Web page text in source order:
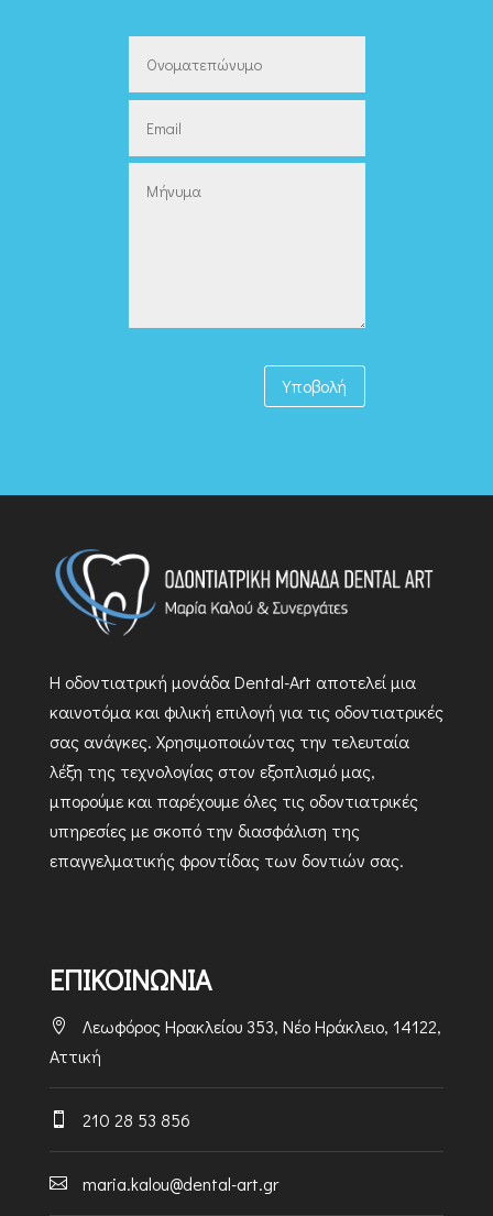
Υποβολή
Η οδοντιατρική μονάδα Dental-Art αποτελεί μια
καινοτόμα και φιλική επιλογή για τις οδοντιατρικές
σας ανάγκες. Χρησιμοποιώντας την τελευταία
λέξη της τεχνολογίας στον εξοπλισμό μας,
μπορούμε και παρέχουμε όλες τις οδοντιατρικές
υπηρεσίες με σκοπό την διασφάλιση της
επαγγελματικής φροντίδας των δοντιών σας.
ΕΠΙΚΟΙΝΩΝΙΑ

Λεωφόρος Ηρακλείου 353, Νέο Ηράκλειο, 14122,
Αττική
 210 28 53 856
 maria.kalou@dental-art.gr